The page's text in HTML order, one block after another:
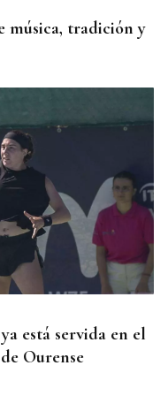
música, tradición y
está servida en el
Ourense